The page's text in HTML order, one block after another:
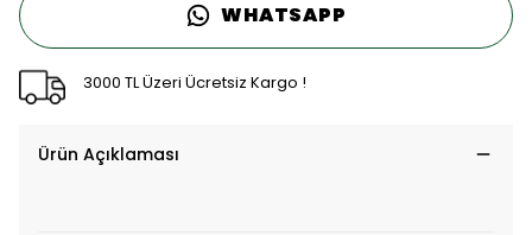
WHATSAPP
3000 TL Üzeri Ücretsiz Kargo !
Ürün Açıklaması